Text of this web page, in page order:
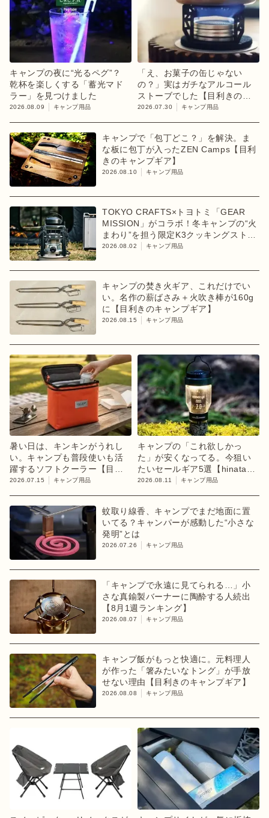
キャンプの夜に“光るペグ”？
乾杯を楽しくする「蓄光マド
ラー」を見つけました
2026.08.09 キャンプ用品
「え、お菓子の缶じゃない
の？」実はガチなアルコール
ストーブでした【目利きのキ
ャンプギア】
2026.07.30 キャンプ用品
キャンプで「包丁どこ？」を解決。ま
な板に包丁が入ったZEN Camps【目利
きのキャンプギア】
2026.08.10 キャンプ用品
TOKYO CRAFTS×トヨトミ「GEAR
MISSION」がコラボ！冬キャンプの“火
まわり”を担う限定K3クッキングストー
ブが登場
2026.08.02 キャンプ用品
キャンプの焚き火ギア、これだけでい
い。名作の薪ばさみ＋火吹き棒が160g
に【目利きのキャンプギア】
2026.08.15 キャンプ用品
暑い日は、キンキンがうれし
い。キャンプも普段使いも活
躍するソフトクーラー【目利
きのキャンプギア】
2026.07.15 キャンプ用品
キャンプの「これ欲しかっ
た」が安くなってる。今狙い
たいセールギア5選【hinataス
トア】
2026.08.11 キャンプ用品
蚊取り線香、キャンプでまだ地面に置
いてる？キャンパーが感動した“小さな
発明”とは
2026.07.26 キャンプ用品
「キャンプで永遠に見てられる…」小
さな真鍮製バーナーに陶酔する人続出
【8月1週ランキング】
2026.08.07 キャンプ用品
キャンプ飯がもっと快適に。元料理人
が作った「箸みたいなトング」が手放
せない理由【目利きのキャンプギア】
2026.08.08 キャンプ用品